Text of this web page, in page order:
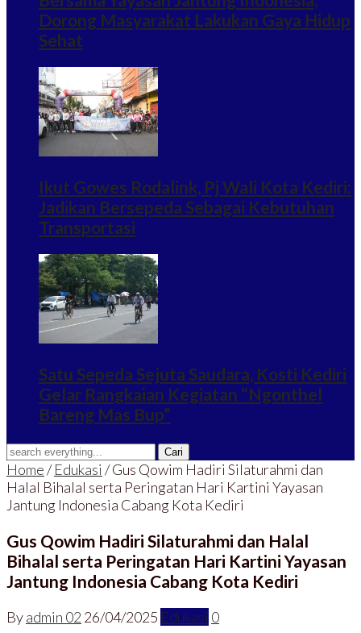
Dorong Masyarakat Lakukan Gaya Hidup
Sehat
Ikut Gowes Rodalink, Pj Wali Kota Kediri:
Jadikan Bersepeda Sebagai Kebutuhan
Transportasi
Satu Sepeda Sejuta Saudara, Kosti Kediri
Gelar Rangkaian Kegiatan “Ngonthel
Bareng Mas Bup”
Home/Edukasi /Gus Qowim Hadiri Silaturahmi dan
Halal Bihalal serta Peringatan Hari Kartini Yayasan
Jantung Indonesia Cabang Kota Kediri
Gus Qowim Hadiri Silaturahmi dan Halal
Bihalal serta Peringatan Hari Kartini Yayasan
Jantung Indonesia Cabang Kota Kediri
Byadmin 02 26/04/2025 Edukasi 0